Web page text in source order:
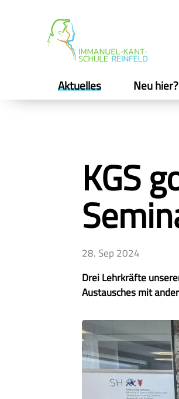
Aktuelles Neu hier?
KGS
28. Sep 2024
Drei Lehrkräfte
Austausches mit